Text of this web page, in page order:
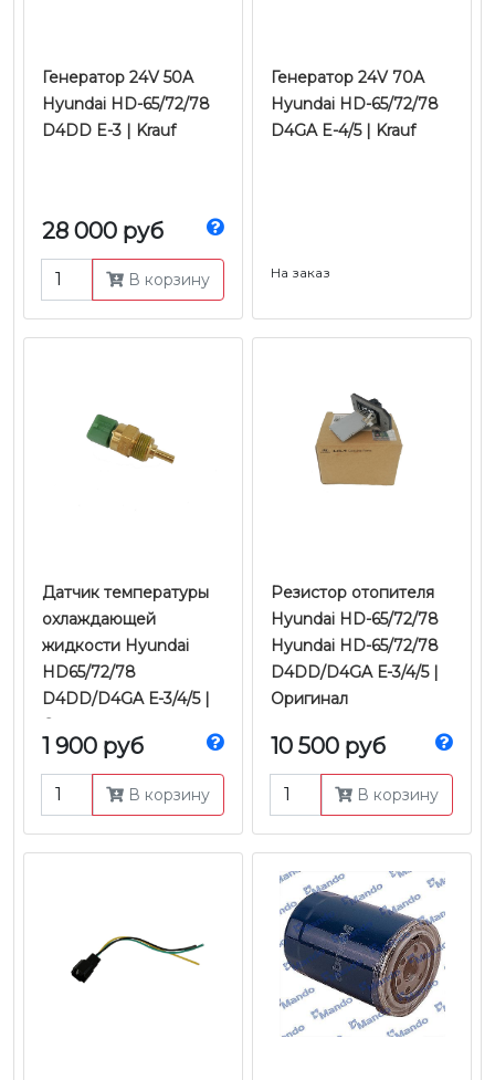
Генератор 24V 50A
Hyundai HD-65/72/78
D4DD E-3 | Krauf
28 000 руб
В корзину
Генератор 24V 70A
Hyundai HD-65/72/78
D4GA E-4/5 | Krauf
На заказ
Датчик температуры
охлаждающей
жидкости Hyundai
HD65/72/78
D4DD/D4GA Е-3/4/5 |
Оригинал
1 900 руб
В корзину
Резистор отопителя
Hyundai HD-65/72/78
Hyundai HD-65/72/78
D4DD/D4GA Е-3/4/5 |
Оригинал
10 500 руб
В корзину